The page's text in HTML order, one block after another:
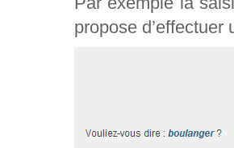
propose